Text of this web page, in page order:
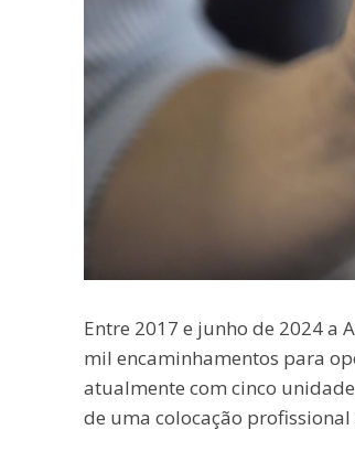
Entre 2017 e junho de 2024 a
mil encaminhamentos para
atualmente com cinco
de uma colocação